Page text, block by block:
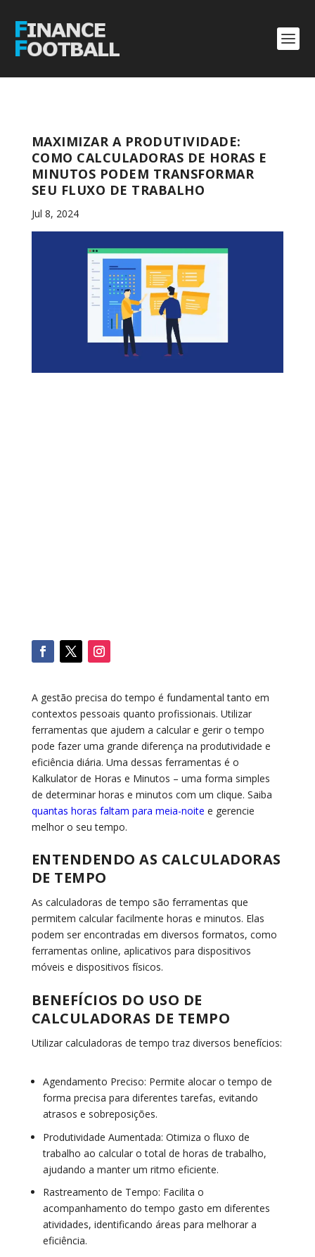
MAXIMIZAR A PRODUTIVIDADE:
COMO CALCULADORAS DE HORAS E
MINUTOS PODEM TRANSFORMAR
SEU FLUXO DE TRABALHO
Jul 8, 2024
A gestão precisa do tempo é fundamental tanto em
contextos pessoais quanto profissionais. Utilizar
ferramentas que ajudem a calcular e gerir o tempo
pode fazer uma grande diferença na produtividade e
eficiência diária. Uma dessas ferramentas é o
Kalkulator de Horas e Minutos – uma forma simples
de determinar horas e minutos com um clique. Saiba
quantas horas faltam para meia-noite e gerencie
melhor o seu tempo.
ENTENDENDO AS CALCULADORAS
DE TEMPO
As calculadoras de tempo são ferramentas que
permitem calcular facilmente horas e minutos. Elas
podem ser encontradas em diversos formatos, como
ferramentas online, aplicativos para dispositivos
móveis e dispositivos físicos.
BENEFÍCIOS DO USO DE
CALCULADORAS DE TEMPO
Utilizar calculadoras de tempo traz diversos benefícios:
Agendamento Preciso: Permite alocar o tempo de
forma precisa para diferentes tarefas, evitando
atrasos e sobreposições.
Produtividade Aumentada: Otimiza o fluxo de
trabalho ao calcular o total de horas de trabalho,
ajudando a manter um ritmo eficiente.
Rastreamento de Tempo: Facilita o
acompanhamento do tempo gasto em diferentes
atividades, identificando áreas para melhorar a
eficiência.